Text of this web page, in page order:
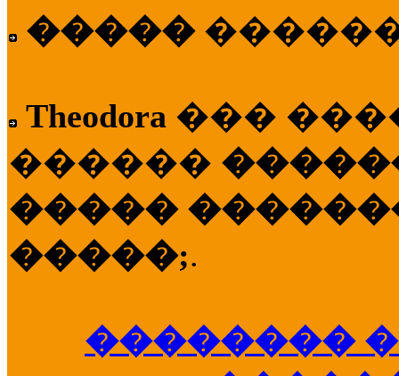
�����
Theodora ���
������
�����
�����;.
��������